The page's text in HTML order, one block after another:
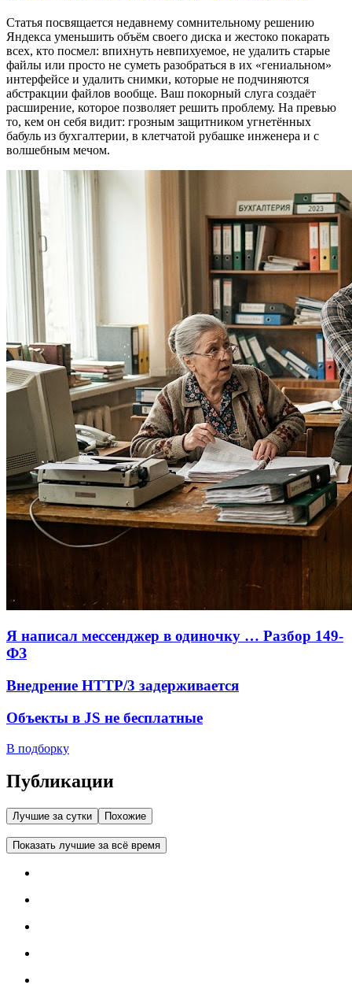
Статья посвящается недавнему сомнительному решению
Яндекса уменьшить объём своего диска и жестоко покарать
всех, кто посмел: впихнуть невпихуемое, не удалить старые
файлы или просто не суметь разобраться в их «гениальном»
интерфейсе и удалить снимки, которые не подчиняются
абстракции файлов вообще. Ваш покорный слуга создаёт
расширение, которое позволяет решить проблему. На превью
то, кем он себя видит: грозным защитником угнетённых
бабуль из бухгалтерии, в клетчатой рубашке инженера и с
волшебным мечом.
Я написал мессенджер в одиночку … Разбор 149-
ФЗ
Внедрение HTTP/3 задерживается
Объекты в JS не бесплатные
В подборку
Публикации
Лучшие за сутки Похожие
Показать лучшие за всё время